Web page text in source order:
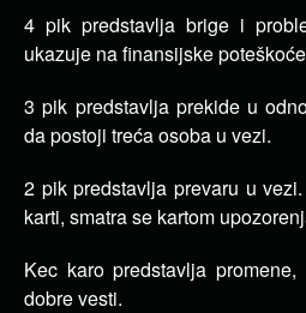
4 pik predstavlja brige i
ukazuje na finansijske
3 pik predstavlja prekide u
da postoji treća osoba u vezi.
2 pik predstavlja prevaru u
karti, smatra se kartom
Kec karo predstavlja
dobre vesti.